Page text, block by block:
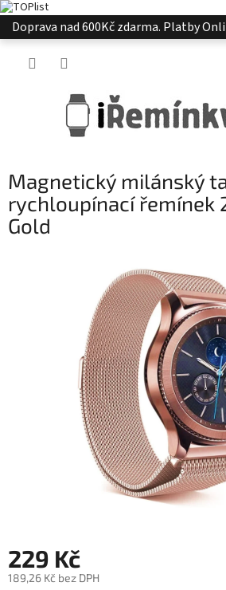
Přejít
na
Doprava nad 600Kč zdarma. Platby
Magnetický milánský
rychloupínací řemínek
Gold
229 Kč
189,26 Kč bez DPH